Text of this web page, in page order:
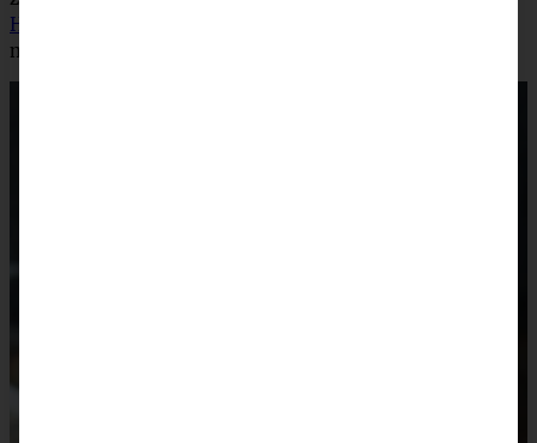
Haferflocken-Kekse
meiner Söhne!).